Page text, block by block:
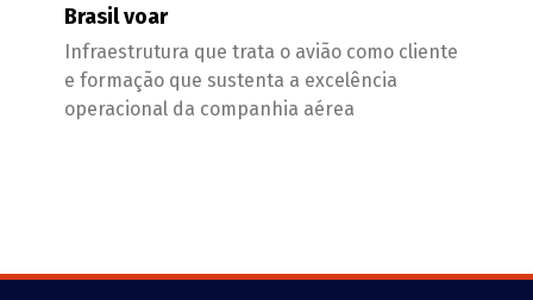
Brasil voar
Infraestrutura que trata o avião como cliente
e formação que sustenta a excelência
operacional da companhia aérea